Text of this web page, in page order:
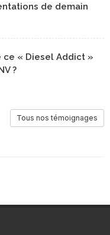
de demain
ce « Diesel Addict »
?
Tous nos témoignages